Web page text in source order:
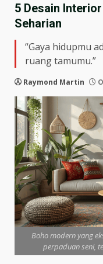
5 Desain
Seharian
“Gaya hidupmu
ruang tamumu.”
Raymond Martin
Boho modern yang
perpaduan seni,